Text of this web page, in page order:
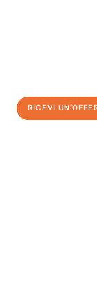
RICEVI